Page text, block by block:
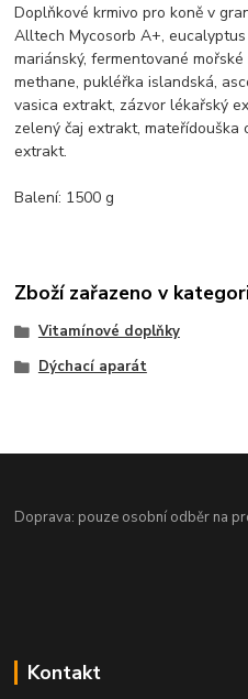
Doplňkové krmivo pro koně v
Alltech Mycosorb A+,
mariánský, fermentované
methane, pukléřka islandská,
vasica extrakt, zázvor lékařský
zelený čaj extrakt,
extrakt.
Balení: 1500 g
Zboží zařazeno v
Vitamínové doplňky
Dýchací aparát
Doprava: pouze osobní odběr na
Kontakt